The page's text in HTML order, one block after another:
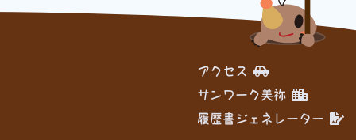
アクセス
サンワーク美祢
履歴書ジェネレーター